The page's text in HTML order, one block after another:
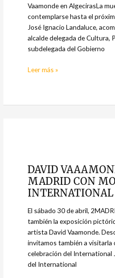
Vaamonde en AlgecirasLa
contemplarse hasta el
José Ignacio Landaluce,
alcalde delegada de Cultura,
subdelegada del Gobierno
Leer más »
DAVID
MADRID CON
INTERNATIONAL
El sábado 30 de abril,
también la exposición
artista David Vaamonde.
invitamos también a visitarla
celebración del International
del International
EXPONE
EN
MADRID
MOTIVO
DEL
INTERNATIONAL
JAZZ
DAY